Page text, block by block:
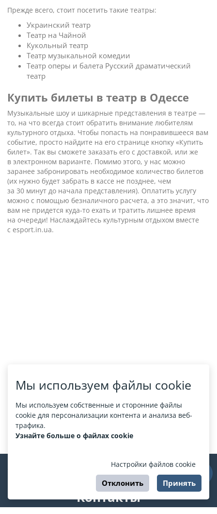
Мы используем файлы cookie
Мы используем собственные и сторонние файлы
cookie для персонализации контента и анализа веб-
трафика.
Узнайте больше о файлах cookie
Настройки файлов cookie
Отклонить Принять
Прежде всего, стоит посетить такие театры:
Украинский театр
Театр на Чайной
Кукольный театр
Театр музыкальной комедии
Театр оперы и балета Русский драматический
театр
Купить билеты в театр в Одессе
Музыкальные шоу и шикарные представления в театре —
то, на что всегда стоит обратить внимание любителям
культурного отдыха. Чтобы попасть на понравившееся вам
событие, просто найдите на его странице кнопку «Купить
билет». Так вы сможете заказать его с доставкой, или же
в электронном варианте. Помимо этого, у нас можно
заранее забронировать необходимое количество билетов
(их нужно будет забрать в кассе не позднее, чем
за 30 минут до начала представления). Оплатить услугу
можно с помощью безналичного расчета, а это значит, что
вам не придется куда-то ехать и тратить лишнее время
на очереди! Наслаждайтесь культурным отдыхом вместе
с esport.in.ua.
Контакты